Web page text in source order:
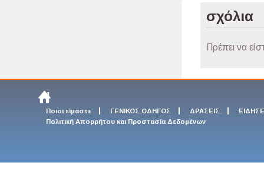
σχόλια
Πρέπει να
Ποιοι είμαστε ΓΕΝΙΚΟΣ ΟΔΗΓΟΣ ΔΡΑΣΕΙΣ
Πολιτική Απορρήτου και Προστασία Δεδομένων